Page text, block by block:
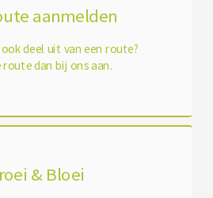
aanmelden
deel uit van een route?
route dan bij ons aan.
& Bloei